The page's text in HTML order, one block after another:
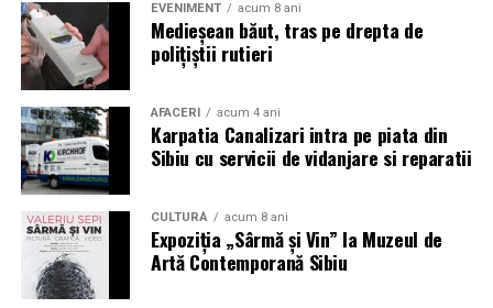
EVENIMENT acum 8 ani
Medieșean băut, tras pe drepta de
polițiștii rutieri
AFACERI acum 4 ani
Karpatia Canalizari intra pe piata din
Sibiu cu servicii de vidanjare si reparatii
CULTURĂ acum 8 ani
Expoziția „Sârmă și Vin” la Muzeul de
Artă Contemporană Sibiu